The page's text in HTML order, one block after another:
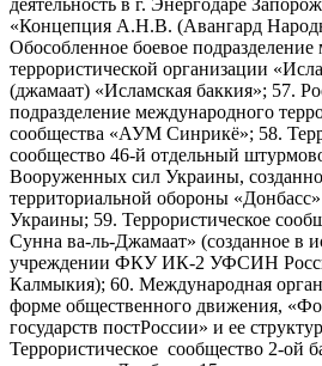
деятельность в г. Энергодаре
«Концепция А.Н.В. (Авангард
Обособленное боевое
террористической организации
(джамаат) «Исламская баккия»; 57.
подразделение международного
сообщества «АУМ Синрикё»; 58.
сообщество 46-й отдельный
Вооруженных сил Украины,
территориальной обороны
Украины; 59. Террористическое
Сунна ва-ль-Джамаат» (созданное в
учреждении ФКУ ИК-2 УФСИН
Калмыкия); 60. Международная
форме общественного движения,
государств постРоссии» и ее
Террористическое сообщество 2-ой